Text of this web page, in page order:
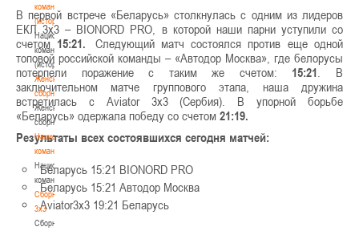
команда
(история)
Национальная
команда
(история)
Женские
сборные
Женские
сборные
Национальная
команда
Национальная
команда
Сборные
3х3
Сборные
В первой встрече «Беларусь» столкнулась с одним из лидеров
ЕКЛ 3х3 – BIONORD PRO, в которой наши парни уступили со
счетом 15:21. Следующий матч состоялся против еще одной
топовой российской команды – «Автодор Москва», где белорусы
потерпели поражение с таким же счетом: 15:21 . В
заключительном матче группового этапа, наша дружина
встретилась с Aviator 3x3 (Сербия). В упорной борьбе
«Беларусь» одержала победу со счетом 21:19.
Результаты всех состоявшихся сегодня матчей:
Беларусь 15:21 BIONORD PRO
Беларусь 15:21 Автодор Москва
Aviator3x3 19:21 Беларусь